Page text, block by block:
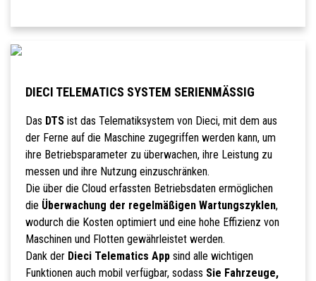
DIECI TELEMATICS SYSTEM SERIENMÄSSIG
Das DTSist das Telematiksystem von Dieci, mit dem aus
der Ferne auf die Maschine zugegriffen werden kann, um
ihre Betriebsparameter zu überwachen, ihre Leistung zu
messen und ihre Nutzung einzuschränken.
Die über die Cloud erfassten Betriebsdaten ermöglichen
die Überwachung der regelmäßigen Wartungszyklen,
wodurch die Kosten optimiert und eine hohe Effizienz von
Maschinen und Flotten gewährleistet werden.
Dank der Dieci Telematics Appsind alle wichtigen
Funktionen auch mobil verfügbar, sodass Sie Fahrzeuge,